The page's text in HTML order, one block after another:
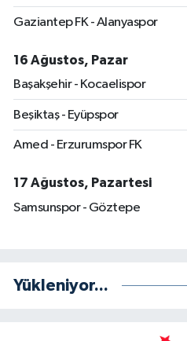
Gaziantep FK - Alanyaspor
16 Ağustos, Pazar
Başakşehir - Kocaelispor
Beşiktaş - Eyüpspor
Amed - Erzurumspor FK
17 Ağustos, Pazartesi
Samsunspor - Göztepe
Yükleniyor...